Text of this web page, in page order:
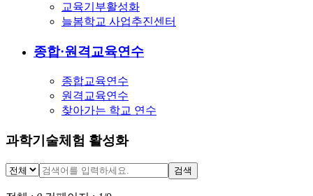
교육기부활성화
늘봄학교 사업추진센터
종합·원격교육연수
종합교육연수
원격교육연수
찾아가는 학교 연수
과학기술체험 활성화
검색